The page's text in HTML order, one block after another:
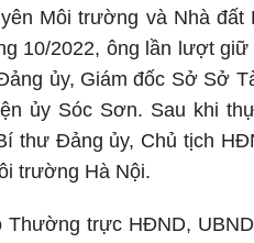
Môi trường và Nhà
10/2022, ông lần lượt
ủy, Giám đốc Sở Sở
ủy Sóc Sơn. Sau khi
thư Đảng ủy, Chủ tịch
trường Hà Nội.
Thường trực HĐND,